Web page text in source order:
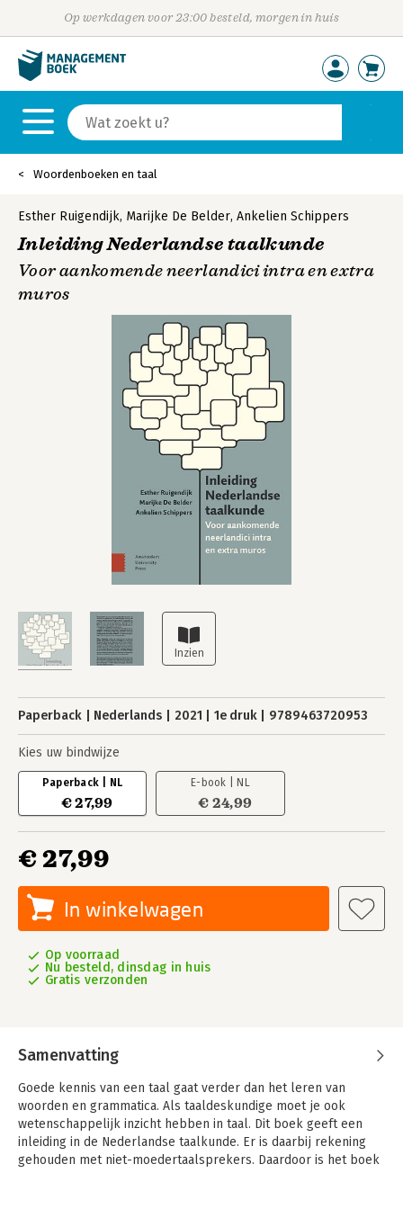
Op werkdagen voor 23:00 besteld, morgen in huis
Woordenboeken en taal
Esther Ruigendijk, Marijke De Belder, Ankelien Schippers
Inleiding Nederlandse taalkunde
Voor aankomende neerlandici intra en extra
muros
Paperback Nederlands 2021 1e druk 9789463720953
Kies uw bindwijze
Paperback | NL
€ 27,99
E-book | NL
€ 24,99
€ 27,99
In winkelwagen
Op voorraad
Nu besteld, dinsdag in huis
Gratis verzonden
Samenvatting
Goede kennis van een taal gaat verder dan het leren van
woorden en grammatica. Als taaldeskundige moet je ook
wetenschappelijk inzicht hebben in taal. Dit boek geeft een
inleiding in de Nederlandse taalkunde. Er is daarbij rekening
gehouden met niet-moedertaalsprekers. Daardoor is het boek